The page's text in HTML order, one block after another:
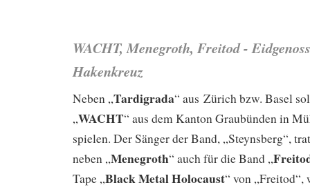
WACHT, Menegroth, Freitod -
Hakenkreuz
Neben „Tardigrada“ aus Zürich bzw. Basel
„WACHT“ aus dem Kanton Graubünden in
spielen. Der Sänger der Band, „Steynsberg“,
neben „Menegroth“ auch für die Band „
Tape „Black Metal Holocaust“ von „Freitod“,